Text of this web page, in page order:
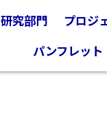
研究部門
プロジ
パンフレット